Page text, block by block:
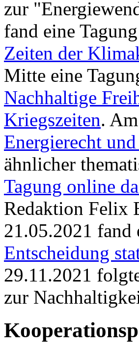
zur
fand eine
Zeiten der
Mitte eine
Nachhaltige
Kriegszeiten.
Energierecht
ähnlicher
Tagung online
Redaktion Felix
21.05.2021
Entscheidung
29.11.2021
zur